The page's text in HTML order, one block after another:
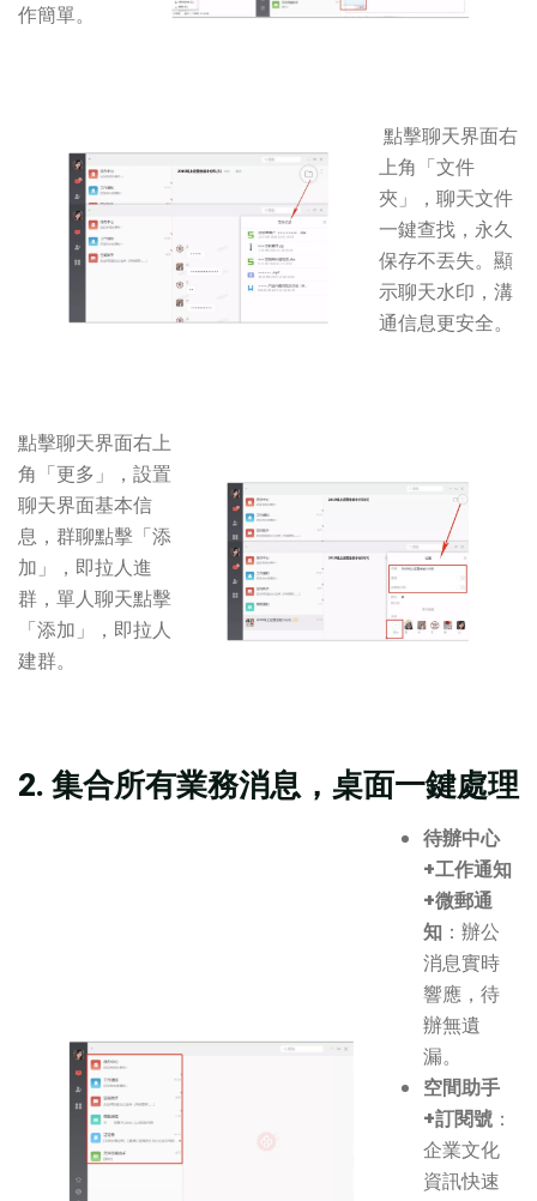
作簡單。
點擊聊天界面右
上角「文件
夾」，聊天文件
一鍵查找，永久
保存不丟失。顯
示聊天水印，溝
通信息更安全。
點擊聊天界面右上
角「更多」，設置
聊天界面基本信
息，群聊點擊「添
加」，即拉人進
群，單人聊天點擊
「添加」，即拉人
建群。
2. 集合所有業務消息，桌面一鍵處理
待辦中心
+工作通知
+微郵通
知 ：辦公
消息實時
響應，待
辦無遺
漏。
空間助手
+訂閱號 ：
企業文化
資訊快速